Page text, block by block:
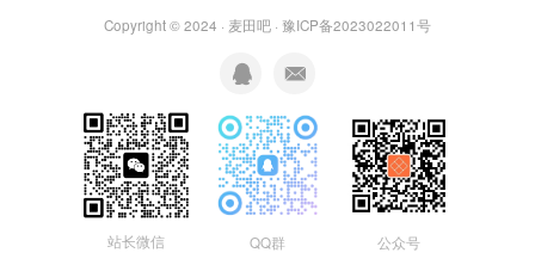
Copyright © 2024 · 麦田吧 · 豫ICP备2023022011号
站长微信 QQ群 公众号